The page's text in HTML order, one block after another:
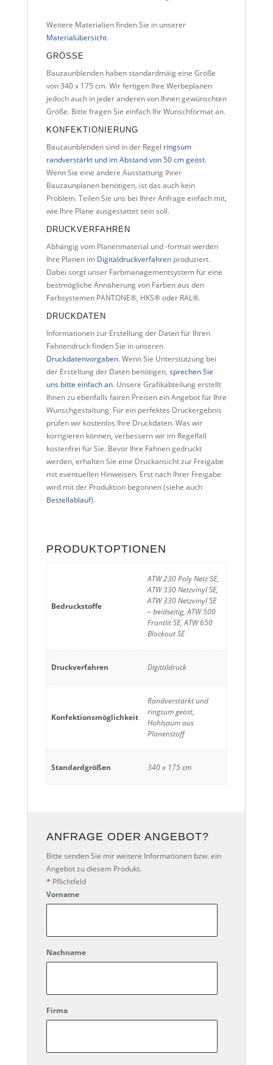
Weitere Materialien finden Sie in unserer
Materialübersicht.
GRÖSSE
Bauzaunblenden haben standardmäig eine Größe
von 340 x 175 cm. Wir fertigen Ihre Werbeplanen
jedoch auch in jeder anderen von Ihnen gewünschten
Größe. Bitte fragen Sie einfach Ihr Wunschformat an.
KONFEKTIONIERUNG
Bauzaunblenden sind in der Regel ringsum
randverstärkt und im Abstand von 50 cm geöst.
Wenn Sie eine andere Ausstattung Ihrer
Bauzaunplanen benötigen, ist das auch kein
Problem. Teilen Sie uns bei Ihrer Anfrage einfach mit,
wie Ihre Plane ausgestattet sein soll.
DRUCKVERFAHREN
Abhängig vom Planenmaterial und -format werden
Ihre Planen im Digitaldruckverfahrenproduziert.
Dabei sorgt unser Farbmanagementsystem für eine
bestmögliche Annäherung von Farben aus den
Farbsystemen PANTONE®, HKS® oder RAL®.
DRUCKDATEN
Informationen zur Erstellung der Daten für Ihren
Fahnendruck finden Sie in unseren
Druckdatenvorgaben. Wenn Sie Unterstützung bei
der Erstellung der Daten benötigen, sprechen Sie
uns bitte einfach an. Unsere Grafikabteilung erstellt
Ihnen zu ebenfalls fairen Preisen ein Angebot für Ihre
Wunschgestaltung. Für ein perfektes Druckergebnis
prüfen wir kostenlos Ihre Druckdaten. Was wir
korrigieren können, verbessern wir im Regelfall
kostenfrei für Sie. Bevor Ihre Fahnen gedruckt
werden, erhalten Sie eine Druckansicht zur Freigabe
mit eventuellen Hinweisen. Erst nach Ihrer Freigabe
wird mit der Produktion begonnen (siehe auch
Bestellablauf).
PRODUKTOPTIONEN
Bedruckstoffe
ATW 230 Poly Netz SE,
ATW 330 Netzvinyl SE,
ATW 330 Netzvinyl SE
– beidseitig, ATW 500
Frontlit SE, ATW 650
Blockout SE
Druckverfahren Digitaldruck
Konfektionsmöglichkeit
Randverstärkt und
ringsum geöst,
Hohlsaum aus
Planenstoff
Standardgrößen 340 x 175 cm
ANFRAGE ODER ANGEBOT?
Bitte senden Sie mir weitere Informationen bzw. ein
Angebot zu diesem Produkt.
* Pflichtfeld
Vorname
Nachname
Firma